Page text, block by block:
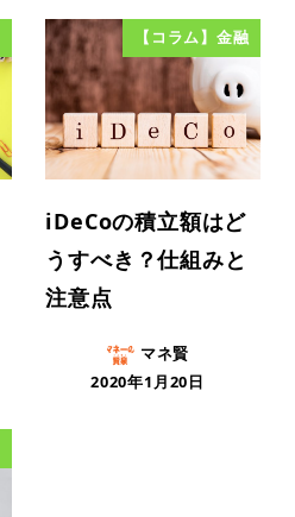
【コラム】金融
iDeCoの積立額はど
うすべき？仕組みと
注意点
マネ賢
2020年1月20日